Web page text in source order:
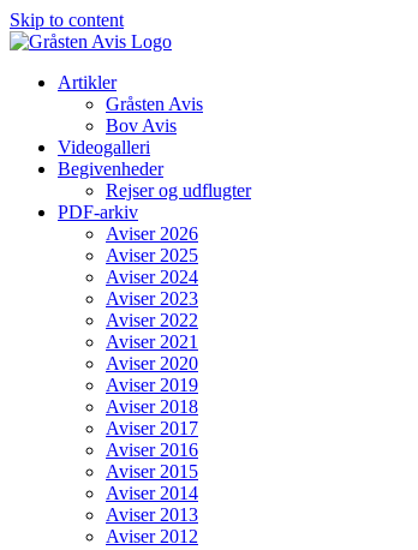
Skip to content
Artikler
Gråsten Avis
Bov Avis
Videogalleri
Begivenheder
Rejser og udflugter
PDF-arkiv
Aviser 2026
Aviser 2025
Aviser 2024
Aviser 2023
Aviser 2022
Aviser 2021
Aviser 2020
Aviser 2019
Aviser 2018
Aviser 2017
Aviser 2016
Aviser 2015
Aviser 2014
Aviser 2013
Aviser 2012